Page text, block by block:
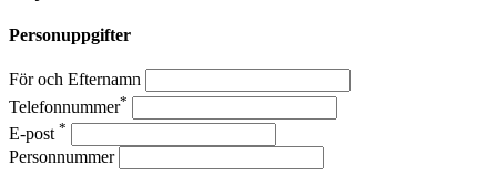
Personuppgifter
För och Efternamn
Telefonnummer*
E-post *
Personnummer